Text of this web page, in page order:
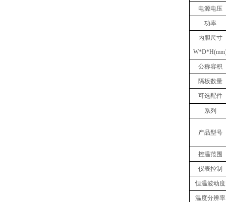
电源电压
功率
内胆尺寸
W*D*
公称容积
隔板数量
可选配件
系列
产品型号
控温范围
仪表控制
恒温波动度
温度分辨率